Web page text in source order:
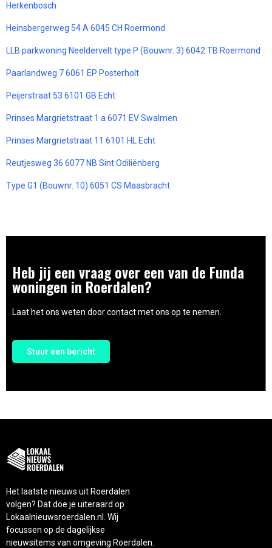
Herkenbosch
Heinsbergerweg 54 A 6045 CH Roermond
LLB parkwoning Neeldervelt type P (Bouwnr. 3) 6042 TB Roermond
Paarlandweg 7 6061 EP Posterholt
Peijerstraat 53 6101 GB Echt
Prinses Margrietstraat 1 a 6071 EV Swalmen
Prinses Margrietstraat 11 6101 HL Echt
Reutjesweg 36 6077 NB Sint Odiliënberg
Type G1 (Bouwnr. 10) 6051 CS Maasbracht
Heb jij een vraag over een van de Funda
woningen in Roerdalen?
Laat het ons weten door contact met ons op te nemen.
Stuur een bericht
Het laatste nieuws uit Roerdalen
volgen? Dat doe je uiteraard op
Lokaalnieuwsroerdalen.nl. Wij
focussen op de dagelijkse
nieuwsitems van omgeving Roerdalen.